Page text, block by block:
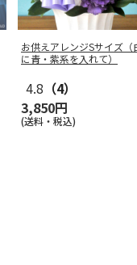
お供えアレンジSサイズ（
に青・紫系を入れて）
4.8 （4）
3,850円
(送料・税込)